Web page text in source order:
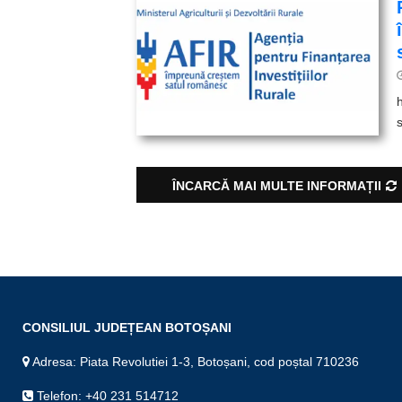
ÎNCARCĂ MAI MULTE INFORMAȚII
CONSILIUL JUDEȚEAN BOTOȘANI
Adresa: Piata Revolutiei 1-3, Botoșani, cod poștal 710236
Telefon: +40 231 514712